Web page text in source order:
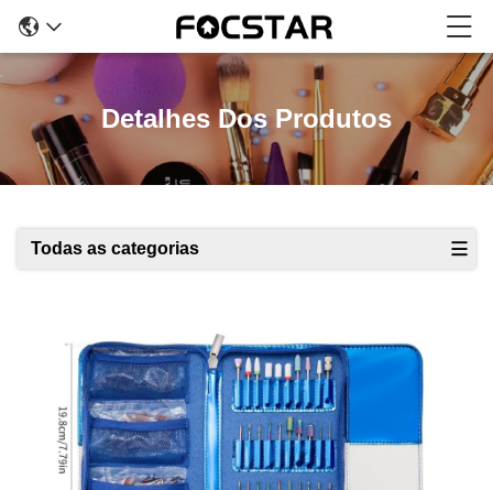
Detalhes Dos Produtos
Todas as categorias